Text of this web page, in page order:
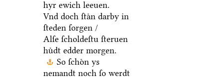
hyr ewich leeuen.
Vnd doch ſtaͤn darby in
ſteden ſorgen /
Alſe ſcholdeſtu ſteruen
huͤdt edder morgen.
So ſchoͤn ys
nemandt noch ſo werdt